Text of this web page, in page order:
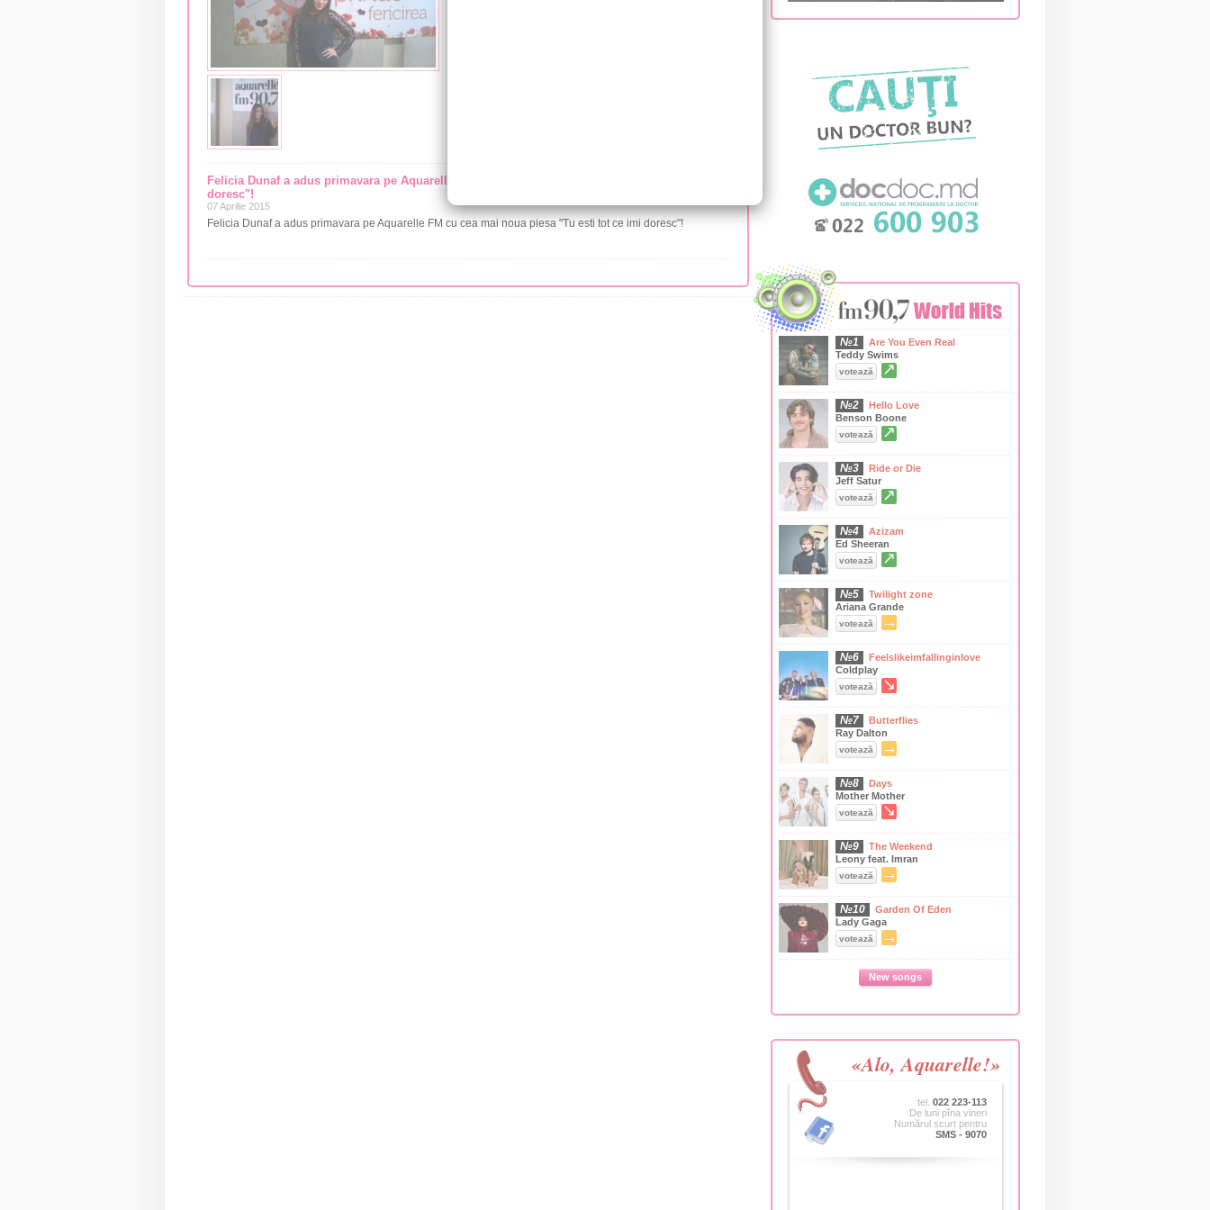
Felicia Dunaf a adus primavara pe Aquarelle FM cu cea mai noua piesa "Tu esti tot ce imi
doresc"!
07 Aprilie 2015
Felicia Dunaf a adus primavara pe Aquarelle FM cu cea mai noua piesa "Tu esti tot ce imi doresc"!
№1
Are You Even Real
Teddy Swims
votează ↗
№2
Hello Love
Benson Boone
votează ↗
№3
Ride or Die
Jeff Satur
votează ↗
№4
Azizam
Ed Sheeran
votează ↗
№5
Twilight zone
Ariana Grande
votează →
№6
Feelslikeimfallinginlove
Coldplay
votează ↘
№7
Butterflies
Ray Dalton
votează →
№8
Days
Mother Mother
votează ↘
№9
The Weekend
Leony feat. Imran
votează →
№10
Garden Of Eden
Lady Gaga
votează →
New songs
«Alo, Aquarelle!»
tel. 022 223-113
De luni pîna vineri
Numărul scurt pentru
SMS - 9070